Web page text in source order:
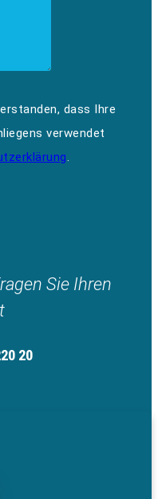
dass Ihre
verwendet
.
Sie Ihren
20